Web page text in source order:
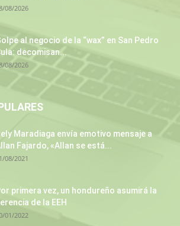
08/2026
al negocio de la “wax” en San Pedro
decomisan...
08/2026
Maradiaga envía emotivo mensaje a
Fajardo, «Allan se está...
08/2021
primera vez, un hondureño asumirá la
de la EEH
01/2022